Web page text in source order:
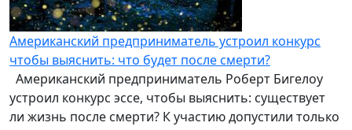
Американский предприниматель устроил конкурс
чтобы выяснить: что будет после смерти?
Американский предприниматель Роберт Бигелоу
устроил конкурс эссе, чтобы выяснить: существует
ли жизнь после смерти? К участию допустили только